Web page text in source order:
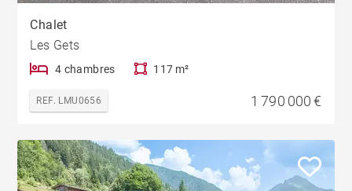
Chalet
Les Gets
4 chambres 117 m²
REF. LMU0656 1 790 000 €